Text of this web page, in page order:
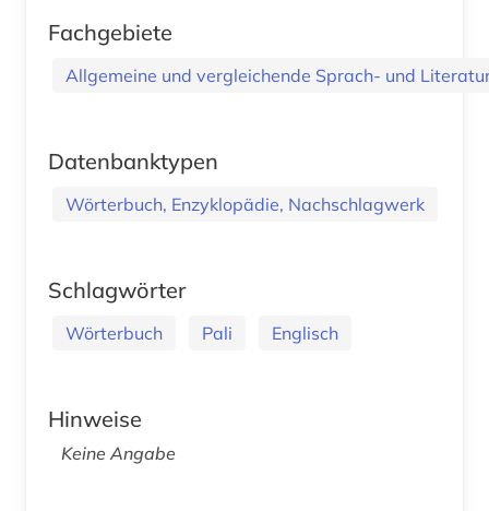
Fachgebiete
Allgemeine und vergleichende Sprach- und
Datenbanktypen
Wörterbuch, Enzyklopädie, Nachschlagwerk
Schlagwörter
Wörterbuch Pali Englisch
Hinweise
Keine Angabe